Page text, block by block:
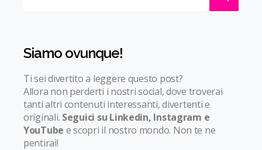
Siamo ovunque!
Ti sei divertito a leggere questo post?
Allora non perderti i nostri social, dove troverai
tanti altri contenuti interessanti, divertenti e
originali. Seguici su Linkedin, Instagram e
YouTube e scopri il nostro mondo. Non te ne
pentirai!